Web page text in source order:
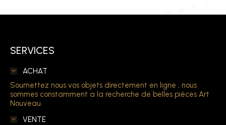
SERVICES
ACHAT
Soumettez nous vos objets directement en ligne , nous
sommes constamment a la recherche de belles pièces Art
Nouveau.
VENTE